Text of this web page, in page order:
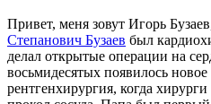
Привет, меня зовут Игорь
Степанович Бузаев был
делал открытые операции на
восьмидесятых появилось
рентгенхирургия, когда